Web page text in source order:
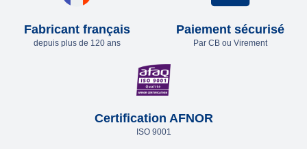
Fabricant français
depuis plus de 120 ans
Paiement sécurisé
Par CB ou Virement
Certification AFNOR
ISO 9001